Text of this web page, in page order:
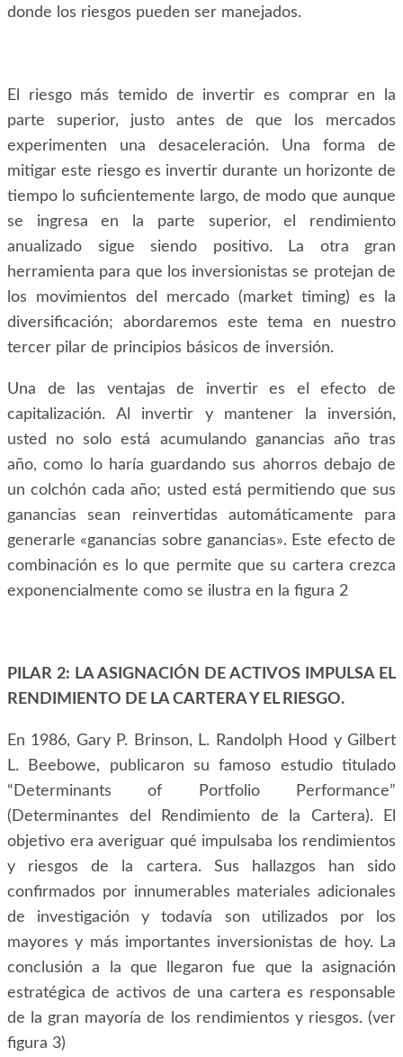
donde los riesgos pueden ser manejados.
El riesgo más temido de invertir es comprar en la
parte superior, justo antes de que los mercados
experimenten una desaceleración. Una forma de
mitigar este riesgo es invertir durante un horizonte de
tiempo lo suficientemente largo, de modo que aunque
se ingresa en la parte superior, el rendimiento
anualizado sigue siendo positivo. La otra gran
herramienta para que los inversionistas se protejan de
los movimientos del mercado (market timing) es la
diversificación; abordaremos este tema en nuestro
tercer pilar de principios básicos de inversión.
Una de las ventajas de invertir es el efecto de
capitalización. Al invertir y mantener la inversión,
usted no solo está acumulando ganancias año tras
año, como lo haría guardando sus ahorros debajo de
un colchón cada año; usted está permitiendo que sus
ganancias sean reinvertidas automáticamente para
generarle «ganancias sobre ganancias». Este efecto de
combinación es lo que permite que su cartera crezca
exponencialmente como se ilustra en la figura 2
PILAR 2: LA ASIGNACIÓN DE ACTIVOS IMPULSA EL
RENDIMIENTO DE LA CARTERA Y EL RIESGO.
En 1986, Gary P. Brinson, L. Randolph Hood y Gilbert
L. Beebowe, publicaron su famoso estudio titulado
“Determinants of Portfolio Performance”
(Determinantes del Rendimiento de la Cartera). El
objetivo era averiguar qué impulsaba los rendimientos
y riesgos de la cartera. Sus hallazgos han sido
confirmados por innumerables materiales adicionales
de investigación y todavía son utilizados por los
mayores y más importantes inversionistas de hoy. La
conclusión a la que llegaron fue que la asignación
estratégica de activos de una cartera es responsable
de la gran mayoría de los rendimientos y riesgos. (ver
figura 3)